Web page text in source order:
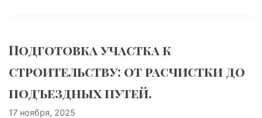
Подготовка участка к
строительству: от расчистки до
подъездных путей.
17 ноября, 2025